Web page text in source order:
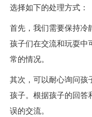
选择如下的处理方式：
首先，我们需要保持冷
孩子们在交流和玩耍中
常的情况。
其次，可以耐心询问孩
孩子。根据孩子的回答
误的交流。